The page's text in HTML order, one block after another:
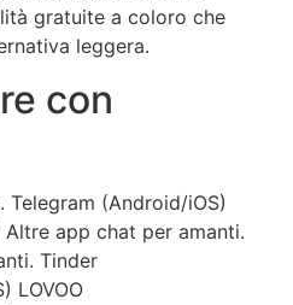
gratuite a coloro che
leggera.
con
(Android/iOS)
app chat per amanti.
Tinder
LOVOO